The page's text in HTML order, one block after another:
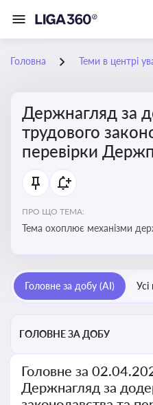
Головна Теми в центрі
Держнагляд за
трудового
перевірки
ПРО ЩО ТЕМА:
Тема охоплює механізми
Головне за добу (AI) Усі
ГОЛОВНЕ ЗА ДОБУ
Головне за
Держнагляд за